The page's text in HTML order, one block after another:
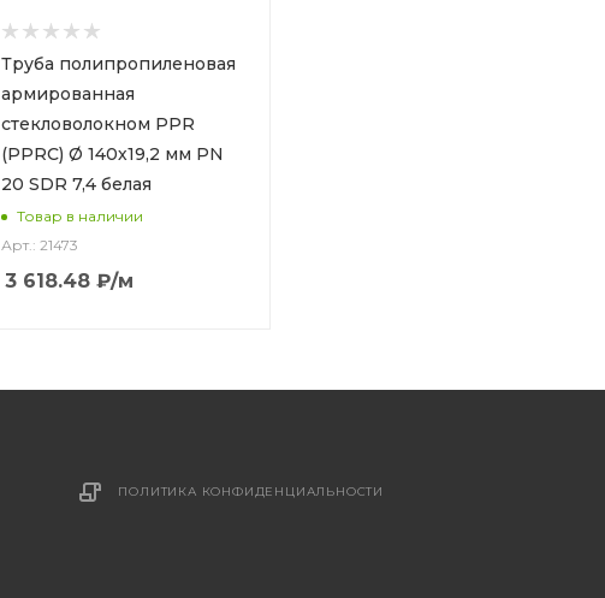
Труба полипропиленовая
армированная
стекловолокном PPR
(PPRC) Ø 140х19,2 мм PN
20 SDR 7,4 белая
Товар в наличии
Арт.: 21473
3 618.48₽/м
ПОЛИТИКА КОНФИДЕНЦИАЛЬНОСТИ